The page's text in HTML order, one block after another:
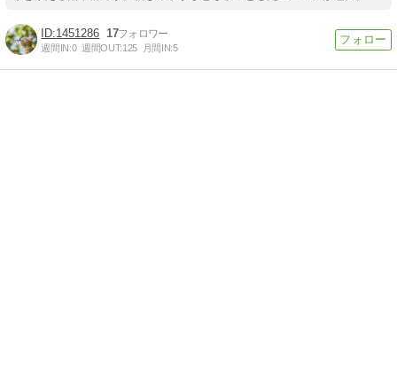
1451286 17
週間IN:0 週間OUT:125 月間IN:5